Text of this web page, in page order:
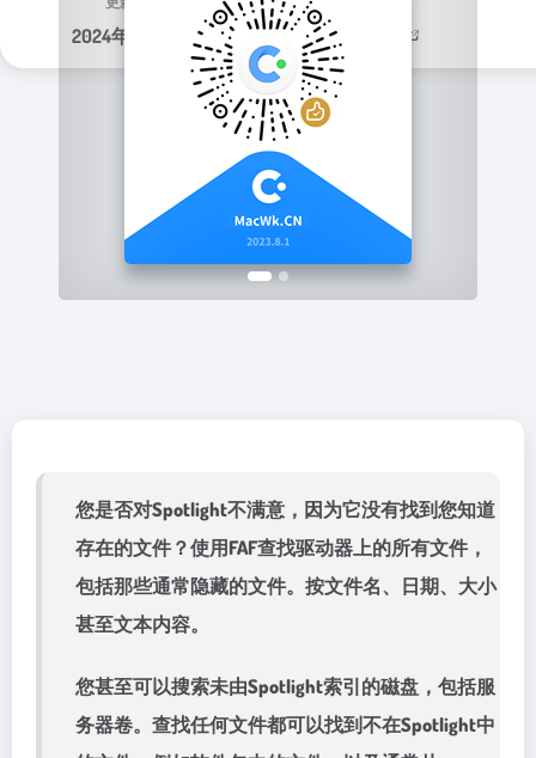
2024年 1月 13日 实用程序
您是否对Spotlight不满意，因为它没有找到您知道
存在的文件？使用FAF查找驱动器上的所有文件，
包括那些通常隐藏的文件。按文件名、日期、大小
甚至文本内容。
您甚至可以搜索未由Spotlight索引的磁盘，包括服
务器卷。查找任何文件都可以找到不在Spotlight中